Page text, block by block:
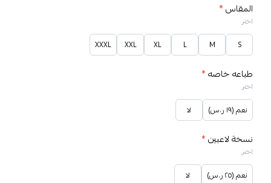
المقاس*
اختر
S
M
L
XL
XXL
XXXL
طباعه خاصه*
اختر
نعم (١٩ ر.س) لا
نسخة لاعبين*
اختر
نعم (٢٥ ر.س) لا